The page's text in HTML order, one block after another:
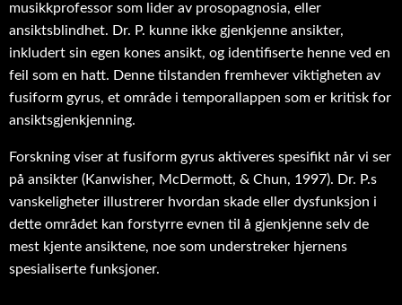
musikkprofessor som lider av prosopagnosia, eller
ansiktsblindhet. Dr. P. kunne ikke gjenkjenne ansikter,
inkludert sin egen kones ansikt, og identifiserte henne ved en
feil som en hatt. Denne tilstanden fremhever viktigheten av
fusiform gyrus, et område i temporallappen som er kritisk for
ansiktsgjenkjenning.
Forskning viser at fusiform gyrus aktiveres spesifikt når vi ser
på ansikter (Kanwisher, McDermott, & Chun, 1997). Dr. P.s
vanskeligheter illustrerer hvordan skade eller dysfunksjon i
dette området kan forstyrre evnen til å gjenkjenne selv de
mest kjente ansiktene, noe som understreker hjernens
spesialiserte funksjoner.